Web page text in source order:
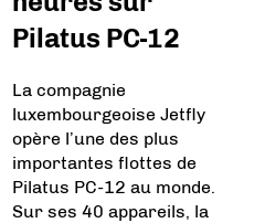
Pilatus PC-12
La compagnie
luxembourgeoise Jetfly
opère l’une des plus
importantes flottes de
Pilatus PC-12 au monde.
Sur ses 40 appareils, la